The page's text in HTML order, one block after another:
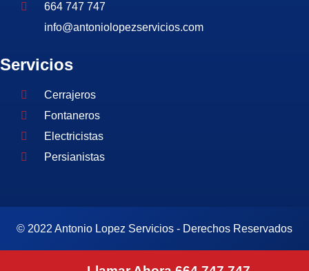
664 747 747
info@antoniolopezservicios.com
Servicios
Cerrajeros
Fontaneros
Electricistas
Persianistas
© 2022 Antonio Lopez Servicios - Derechos Reservados